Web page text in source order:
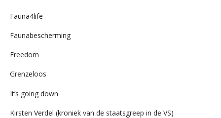
Fauna4life
Faunabescherming
Freedom
Grenzeloos
It’s going down
Kirsten Verdel (kroniek van de staatsgreep in de VS)